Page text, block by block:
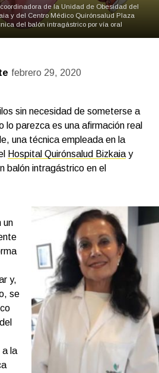
de la Unidad de Obesidad del
y del Centro Médico Quirónsalud Plaza
del balón intragástrico por vía oral
febrero 29, 2020
sin necesidad de someterse a
lo parezca es una afirmación real
una técnica empleada en la
Hospital Quirónsalud Bizkaia y
balón intragástrico en el
un
y,
se
a la